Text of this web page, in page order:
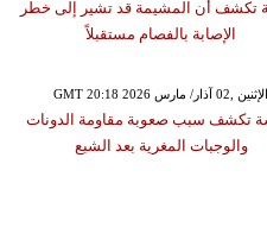
تكشف أن المشيمة قد تشير إلى خطر
الإصابة بالفصام مستقبلاً
GMT 20:18 2026 الإثنين ,02 آذار/ مارس
تكشف سبب صعوبة مقاومة الدونات
والوجبات المغرية بعد الشبع